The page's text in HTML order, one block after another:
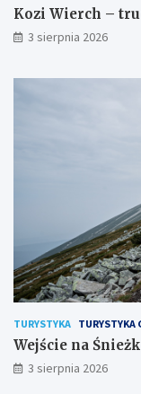
Kozi Wierch –
3 sierpnia 2026
TURYSTYKA TURYSTYKA
Wejście na
3 sierpnia 2026